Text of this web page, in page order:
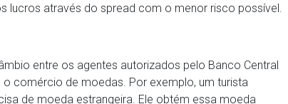
lucros através do spread com o menor risco possível.
entre os agentes autorizados pelo Banco Central
o comércio de moedas. Por exemplo, um turista
de moeda estrangeira. Ele obtém essa moeda